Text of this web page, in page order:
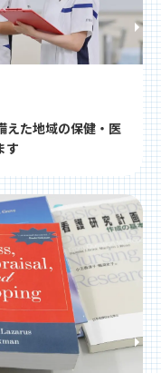
えた地域の保健・医
す